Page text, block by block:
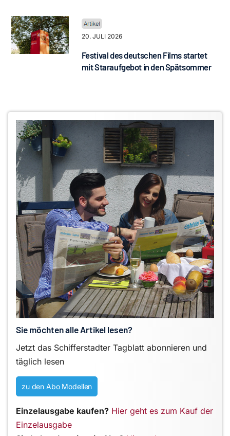
20. JULI 2026
Festival des deutschen Films startet
mit Staraufgebot in den Spätsommer
Sie möchten alle Artikel lesen?
Jetzt das Schifferstadter Tagblatt abonnieren und
täglich lesen
zu den Abo Modellen
Einzelausgabe kaufen? Hier geht es zum Kauf der
Einzelausgabe